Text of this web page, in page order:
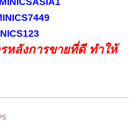
หลังการขายที่ดี ทำให้